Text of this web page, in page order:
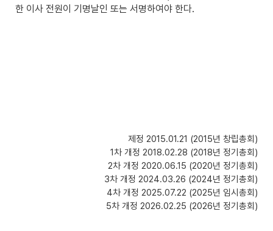
한 이사 전원이 기명날인 또는 서명하여야 한다.
제정 2015.01.21 (2015년 창립총회)
1차 개정 2018.02.28 (2018년 정기총회)
2차 개정 2020.06.15 (2020년 정기총회)
3차 개정 2024.03.26 (2024년 정기총회)
4차 개정 2025.07.22 (2025년 임시총회)
5차 개정 2026.02.25 (2026년 정기총회)